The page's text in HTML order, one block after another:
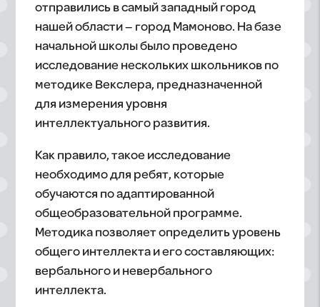
отправились в самый западный город
нашей области – город Мамоново. На базе
начальной школы было проведено
исследование нескольких школьников по
методике Векслера, предназначенной
для измерения уровня
интеллектуального развития.
Как правило, такое исследование
необходимо для ребят, которые
обучаются по адаптированной
общеобразовательной программе.
Методика позволяет определить уровень
общего интеллекта и его составляющих:
вербального и невербального
интеллекта.